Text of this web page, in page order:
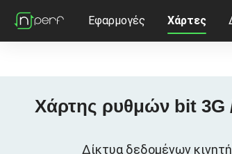
Εφαρμογές Χάρτες
Χάρτης ρυθμών bit 3G
Δίκτυα δεδομένων